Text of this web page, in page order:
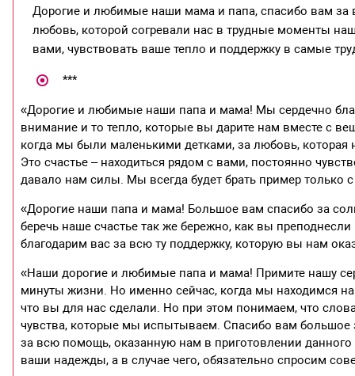
Дорогие и любимые наши мама и папа, спасибо вам
любовь, которой согревали нас в трудные моменты
вами, чувствовать ваше тепло и поддержку в самые
***
«Дорогие и любимые наши папа и мама! Мы сердечно
внимание и то тепло, которые вы дарите нам вместе с
когда мы были маленькими детками, за любовь,
Это счастье – находиться рядом с вами, постоянно
давало нам силы. Мы всегда будет брать пример только
«Дорогие наши папа и мама! Большое вам спасибо за
беречь наше счастье так же бережно, как вы
благодарим вас за всю ту поддержку, которую вы нам
«Наши дорогие и любимые папа и мама! Примите нашу
минуты жизни. Но именно сейчас, когда мы находимся
что вы для нас сделали. Но при этом понимаем, что
чувства, которые мы испытываем. Спасибо вам
за всю помощь, оказанную нам в приготовлении
ваши надежды, а в случае чего, обязательно спросим